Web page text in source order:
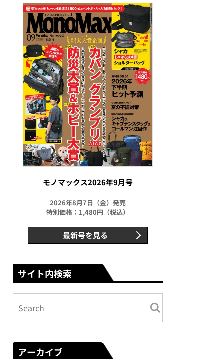
モノマックス2026年9月号
2026年8月7日（金）発売
特別価格：1,480円（税込）
最新号を見る
サイト内検索
アーカイブ